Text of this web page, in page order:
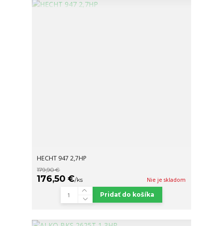
HECHT 947 2,7HP
179,90 €
176,50 €/ks Nie je skladom
Pridať do košíka